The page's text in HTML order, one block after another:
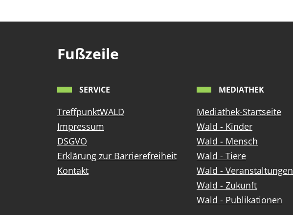
Fußzeile
SERVICE
TreffpunktWALD
Impressum
DSGVO
Erklärung zur Barrierefreiheit
Kontakt
MEDIATHEK
Mediathek-Startseite
Wald - Kinder
Wald - Mensch
Wald - Tiere
Wald - Veranstaltungen
Wald - Zukunft
Wald - Publikationen
Um Inhalte von Videoplattformen und Social Media